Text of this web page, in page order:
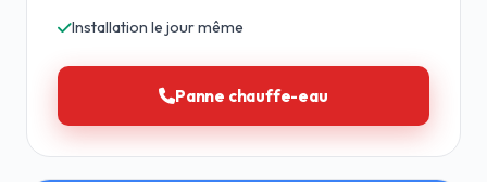
Installation le jour même
Panne chauffe-eau